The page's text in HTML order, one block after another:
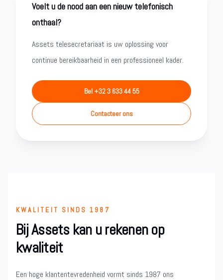
Voelt u de nood aan een nieuw telefonisch
onthaal?
Assets telesecretariaat is uw oplossing voor
continue bereikbaarheid in een professioneel kader.
Bel +32 3 633 44 55
Contacteer ons
KWALITEIT SINDS 1987
Bij Assets kan u rekenen op
kwaliteit
Een hoge klantentevredenheid vormt sinds 1987 ons